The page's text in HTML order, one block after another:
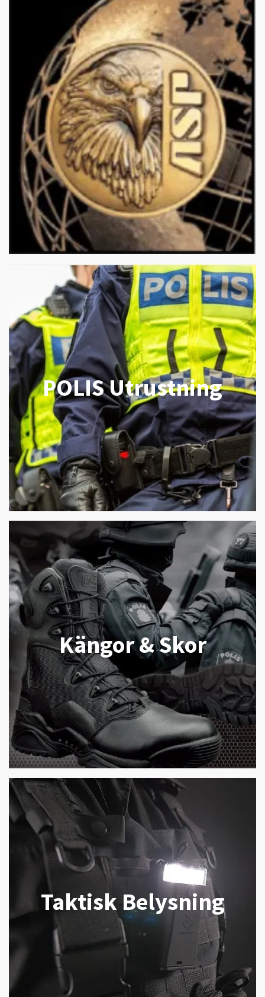
POLIS Utrustning
Kängor & Skor
Taktisk Belysning